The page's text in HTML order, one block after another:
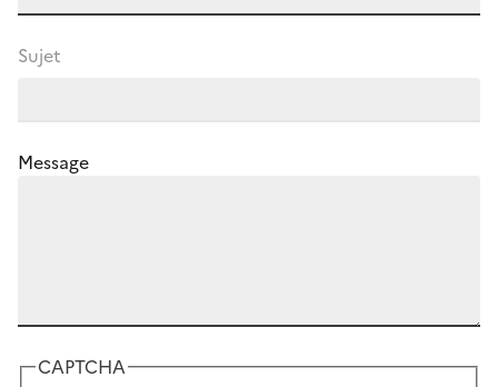
Sujet
Message
CAPTCHA